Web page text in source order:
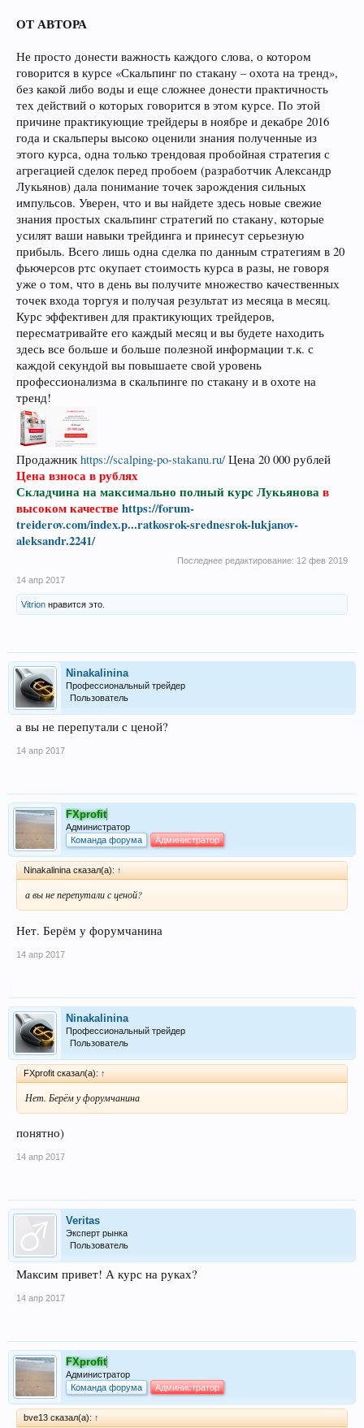
ОТ АВТОРА
Не просто донести важность каждого слова, о котором
говорится в курсе «Скальпинг по стакану – охота на тренд»,
без какой либо воды и еще сложнее донести практичность
тех действий о которых говорится в этом курсе. По этой
причине практикующие трейдеры в ноябре и декабре 2016
года и скальперы высоко оценили знания полученные из
этого курса, одна только трендовая пробойная стратегия с
агрегацией сделок перед пробоем (разработчик Александр
Лукьянов) дала понимание точек зарождения сильных
импульсов. Уверен, что и вы найдете здесь новые свежие
знания простых скальпинг стратегий по стакану, которые
усилят ваши навыки трейдинга и принесут серьезную
прибыль. Всего лишь одна сделка по данным стратегиям в 20
фьючерсов ртс окупает стоимость курса в разы, не говоря
уже о том, что в день вы получите множество качественных
точек входа торгуя и получая результат из месяца в месяц.
Курс эффективен для практикующих трейдеров,
пересматривайте его каждый месяц и вы будете находить
здесь все больше и больше полезной информации т.к. с
каждой секундой вы повышаете свой уровень
профессионализма в скальпинге по стакану и в охоте на
тренд!
Продажникhttps://scalping-po-stakanu.ru/ Цена 20 000 рублей
Цена взноса в рублях
Складчина на максимально полный курс Лукьяновав
высоком качествеhttps://forum-
treiderov.com/index.p...ratkosrok-srednesrok-lukjanov-
aleksandr.2241/
Последнее редактирование: 12 фев 2019
14 апр 2017
Vitrion нравится это.
Ninakalinina
Профессиональный трейдер
Пользователь
а вы не перепутали с ценой?
14 апр 2017
FXprofit
Администратор
Команда форума
Администратор
Ninakalinina сказал(а): ↑
а вы не перепутали с ценой?
Нет. Берём у форумчанина
14 апр 2017
Ninakalinina
Профессиональный трейдер
Пользователь
FXprofit сказал(а): ↑
Нет. Берём у форумчанина
понятно)
14 апр 2017
Veritas
Эксперт рынка
Пользователь
Максим привет! А курс на руках?
14 апр 2017
FXprofit
Администратор
Команда форума
Администратор
bve13 сказал(а): ↑